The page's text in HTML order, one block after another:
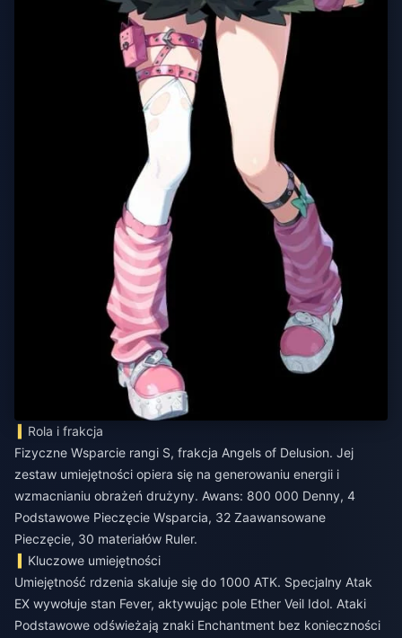
Rola i frakcja
Fizyczne Wsparcie rangi S, frakcja Angels of Delusion. Jej
zestaw umiejętności opiera się na generowaniu energii i
wzmacnianiu obrażeń drużyny. Awans: 800 000 Denny, 4
Podstawowe Pieczęcie Wsparcia, 32 Zaawansowane
Pieczęcie, 30 materiałów Ruler.
Kluczowe umiejętności
Umiejętność rdzenia skaluje się do 1000 ATK. Specjalny Atak
EX wywołuje stan Fever, aktywując pole Ether Veil Idol. Ataki
Podstawowe odświeżają znaki Enchantment bez konieczności